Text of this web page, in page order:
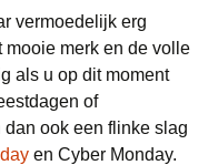
vermoedelijk erg
mooie merk en de volle
als u op dit moment
of
ook een flinke slag
en Cyber Monday.